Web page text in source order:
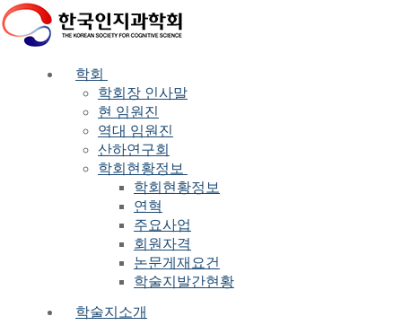
Skip
to
content
Menu
Close
학회
학회장 인사말
현 임원진
역대 임원진
산하연구회
학회현황정보
학회현황정보
연혁
주요사업
회원자격
논문게재요건
학술지발간현황
학술지소개